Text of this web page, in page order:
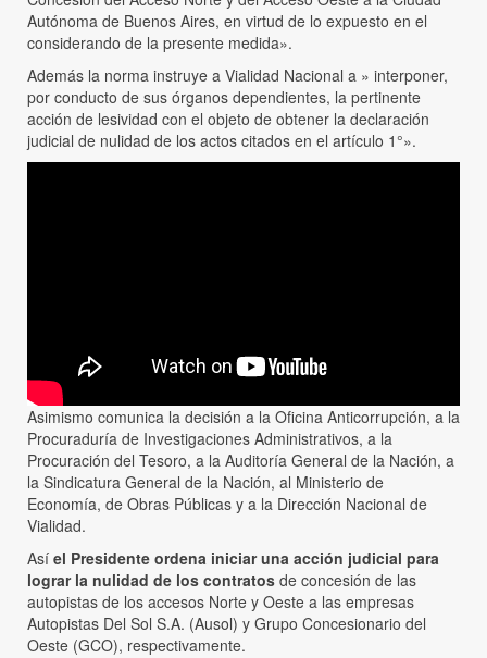
Autónoma de Buenos Aires, en virtud de lo expuesto en el
considerando de la presente medida».
Además la norma instruye a Vialidad Nacional a » interponer,
por conducto de sus órganos dependientes, la pertinente
acción de lesividad con el objeto de obtener la declaración
judicial de nulidad de los actos citados en el artículo 1°».
Asimismo comunica la decisión a la Oficina Anticorrupción, a la
Procuraduría de Investigaciones Administrativos, a la
Procuración del Tesoro, a la Auditoría General de la Nación, a
la Sindicatura General de la Nación, al Ministerio de
Economía, de Obras Públicas y a la Dirección Nacional de
Vialidad.
Así el Presidente ordena iniciar una acción judicial para
lograr la nulidad de los contratos de concesión de las
autopistas de los accesos Norte y Oeste a las empresas
Autopistas Del Sol S.A. (Ausol) y Grupo Concesionario del
Oeste (GCO), respectivamente.